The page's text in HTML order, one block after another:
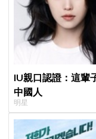
IU親口認證：這輩
中國人
明星